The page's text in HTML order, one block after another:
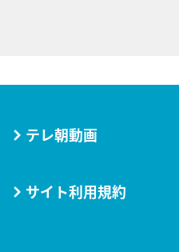
テレ朝動画
サイト利用規約